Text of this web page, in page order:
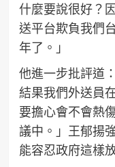
什麼要說很好？
送平台欺負我們
年了。」
他進一步批評道
結果我們外送員
要擔心會不會熱
議中。」王郁揚
能容忍政府這樣